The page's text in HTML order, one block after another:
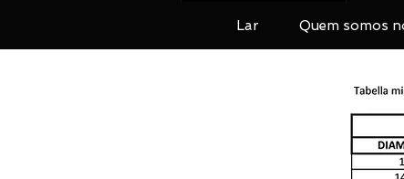
Lar Quem somos